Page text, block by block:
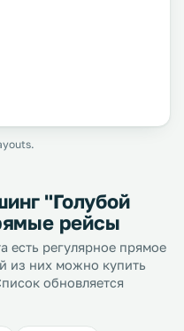
"Голубой
рейсы
есть регулярное прямое
из них можно купить
обновляется